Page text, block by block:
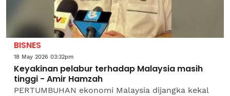
BISNES
18 May 2026 03:32pm
Keyakinan pelabur terhadap Malaysia masih
tinggi - Amir Hamzah
PERTUMBUHAN ekonomi Malaysia dijangka kekal